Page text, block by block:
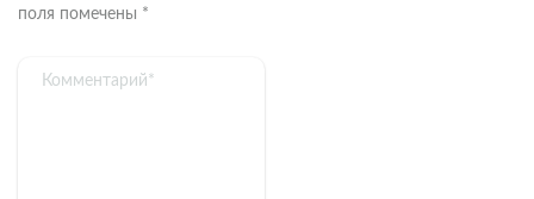
поля помечены *